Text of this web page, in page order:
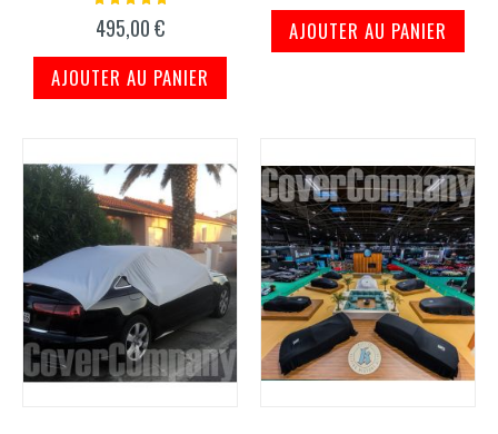
495,00 €
AJOUTER AU PANIER
AJOUTER AU PANIER